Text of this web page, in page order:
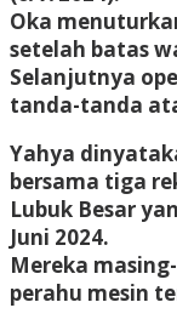
Oka
setelah batas
Selanjutnya
tanda-tanda
Yahya
bersama tiga
Lubuk Besar
Juni 2024.
Mereka
perahu mesin